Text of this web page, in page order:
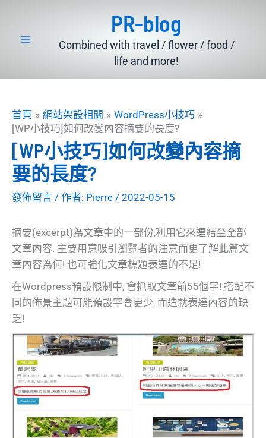
PR-blog
Combined with travel / flower / food /
life and more!
首頁 網站架設相關
WordPress小技巧
[WP小技巧]如何改變內容摘要的長度?
[WP小技巧]如何改變內容摘
要的長度?
發佈留言 / 作者: Pierre / 2022-05-15
摘要(excerpt)為文章中的一部份,利用它來連結至全部
文章內容. 主要用意吸引瀏覽者的注意而更了解此篇文
章內容為何! 也可強化文章標題表達的不足!
在Wordpress預設限制中, 會抓取文章前55個字! 搭配不
同的佈景主題可能預設字會更少, 而造就表達內容的缺
乏!